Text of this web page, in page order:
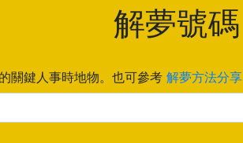
解夢號碼
關鍵人事時地物。也可參考 解夢方法分享